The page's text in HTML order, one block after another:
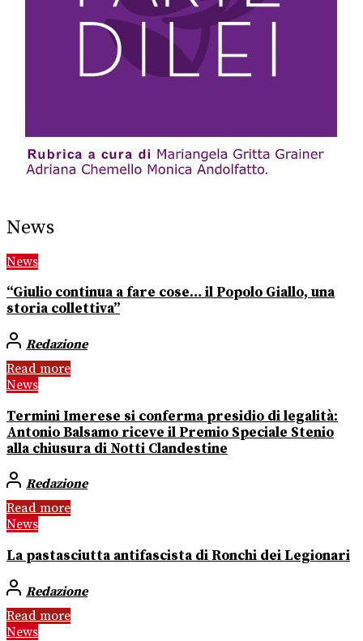
News
News
“Giulio continua a fare cose… il Popolo Giallo, una
storia collettiva”
Redazione
Read more
News
Termini Imerese si conferma presidio di legalità:
Antonio Balsamo riceve il Premio Speciale Stenio
alla chiusura di Notti Clandestine
Redazione
Read more
News
La pastasciutta antifascista di Ronchi dei Legionari
Redazione
Read more
News